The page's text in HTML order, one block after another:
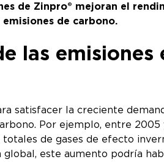
de Zinpro® mejoran el
de carbono.
las emisiones
satisfacer la creciente
Por ejemplo, entre 2005
de gases de efecto
este aumento podría